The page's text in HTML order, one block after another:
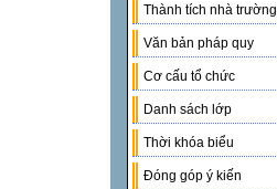
Thành tích nhà trường
Văn bản pháp quy
Cơ cấu tổ chức
Danh sách lớp
Thời khóa biểu
Đóng góp ý kiến